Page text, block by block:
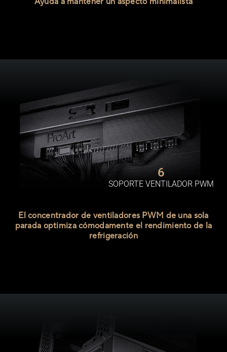
6
SOPORTE VENTILADOR PWM
El concentrador de ventiladores PWM de una sola
parada optimiza cómodamente el rendimiento de la
refrigeración